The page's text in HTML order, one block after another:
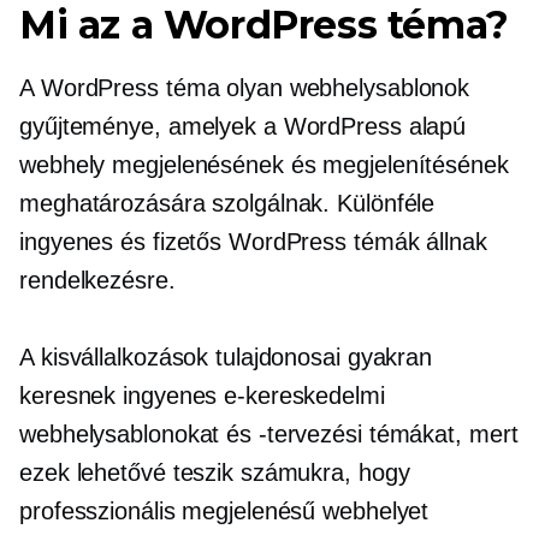
Mi az a WordPress téma?
A WordPress téma olyan webhelysablonok
gyűjteménye, amelyek a WordPress alapú
webhely megjelenésének és megjelenítésének
meghatározására szolgálnak. Különféle
ingyenes és fizetős WordPress témák állnak
rendelkezésre.
A kisvállalkozások tulajdonosai gyakran
keresnek ingyenes e-kereskedelmi
webhelysablonokat és -tervezési témákat, mert
ezek lehetővé teszik számukra, hogy
professzionális megjelenésű webhelyet